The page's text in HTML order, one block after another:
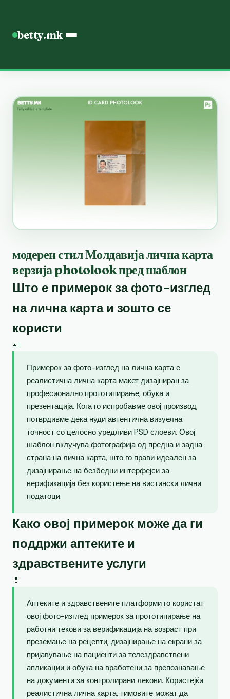
betty.mk
модерен стил Молдавија лична карта
верзија photolook пред шаблон
Што е примерок за фото-изглед
на лична карта и зошто се
користи
🪪
Примерок за фото-изглед на лична карта е
реалистична лична карта макет дизајниран за
професионално прототипирање, обука и
презентација. Кога го испробавме овој производ,
потврдивме дека нуди автентична визуелна
точност со целосно уредливи PSD слоеви. Овој
шаблон вклучува фотографија од предна и задна
страна на лична карта, што го прави идеален за
дизајнирање на безбедни интерфејси за
верификација без користење на вистински лични
податоци.
Како овој примерок може да ги
поддржи аптеките и
здравствените услуги
💊
Аптеките и здравствените платформи го користат
овој фото-изглед примерок за прототипирање на
работни текови за верификација на возраст при
преземање на рецепти, дизајнирање на екрани за
пријавување на пациенти за телездравствени
апликации и обука на вработени за препознавање
на документи за контролирани лекови. Користејќи
реалистична лична карта, тимовите можат да